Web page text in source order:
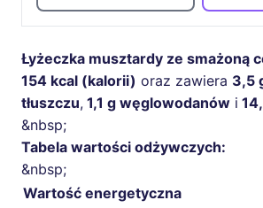
Łyżeczka musztardy ze smażoną
154 kcal (kalorii) oraz zawiera 3,5
tłuszczu, 1,1 g węglowodanów i
&nbsp;
Tabela wartości odżywczych:
&nbsp;
Wartość energetyczna